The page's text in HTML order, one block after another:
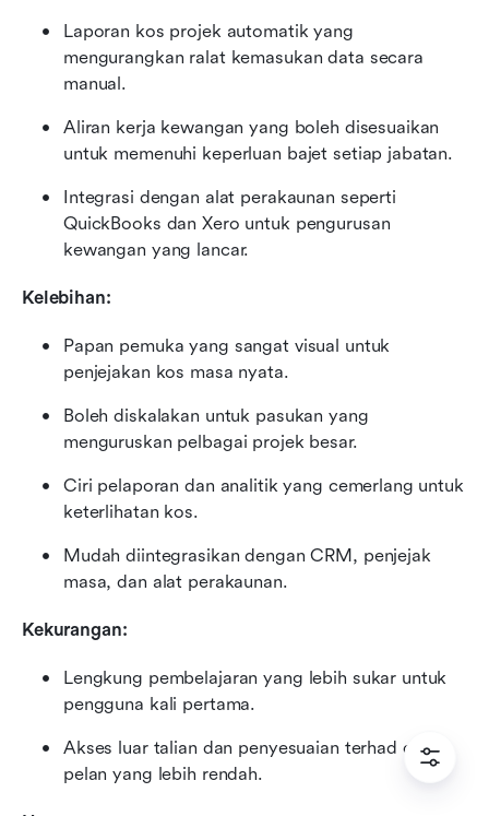
Laporan kos projek automatik yang
mengurangkan ralat kemasukan data secara
manual.
Aliran kerja kewangan yang boleh disesuaikan
untuk memenuhi keperluan bajet setiap jabatan.
Integrasi dengan alat perakaunan seperti
QuickBooks dan Xero untuk pengurusan
kewangan yang lancar.
Kelebihan:
Papan pemuka yang sangat visual untuk
penjejakan kos masa nyata.
Boleh diskalakan untuk pasukan yang
menguruskan pelbagai projek besar.
Ciri pelaporan dan analitik yang cemerlang untuk
keterlihatan kos.
Mudah diintegrasikan dengan CRM, penjejak
masa, dan alat perakaunan.
Kekurangan:
Lengkung pembelajaran yang lebih sukar untuk
pengguna kali pertama.
Akses luar talian dan penyesuaian terhad dalam
pelan yang lebih rendah.